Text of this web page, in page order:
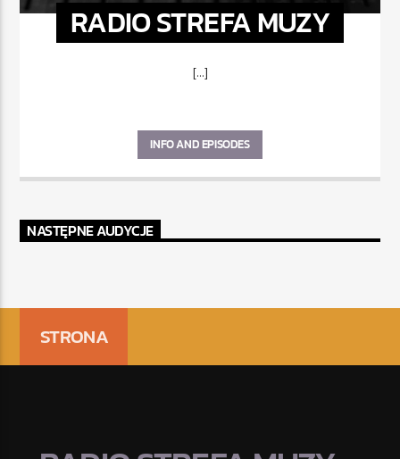
RADIO STREFA MUZY
[...]
INFO AND EPISODES
NASTĘPNE AUDYCJE
STRONA